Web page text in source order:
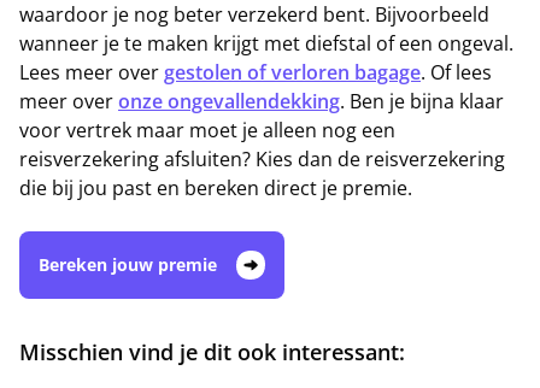
waardoor je nog beter verzekerd bent. Bijvoorbeeld
wanneer je te maken krijgt met diefstal of een ongeval.
Lees meer overgestolen of verloren bagage. Of lees
meer overonze ongevallendekking. Ben je bijna klaar
voor vertrek maar moet je alleen nog een
reisverzekering afsluiten? Kies dan de reisverzekering
die bij jou past en bereken direct je premie.
Bereken jouw premie
Misschien vind je dit ook interessant: